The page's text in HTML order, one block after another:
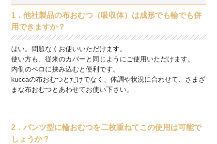
1．他社製品の布おむつ（吸収体）は成形でも輪でも併
用できますか？
はい。問題なくお使いいただけます。
使い方も、従来のカバーと同じようにご使用いただけます。
内側のベロに挟み込むと便利です。
kuccaの布おむつとだけでなく、体調や状況に合わせて、さまざ
まな布おむつとあわせてお使い下さい。
2．パンツ型に輪おむつを二枚重ねてこの使用は可能で
しょうか？